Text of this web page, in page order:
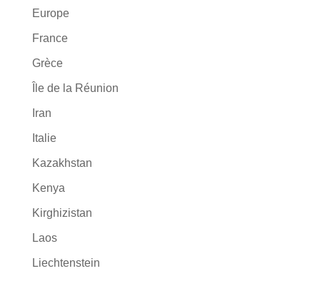
Europe
France
Grèce
Île de la Réunion
Iran
Italie
Kazakhstan
Kenya
Kirghizistan
Laos
Liechtenstein